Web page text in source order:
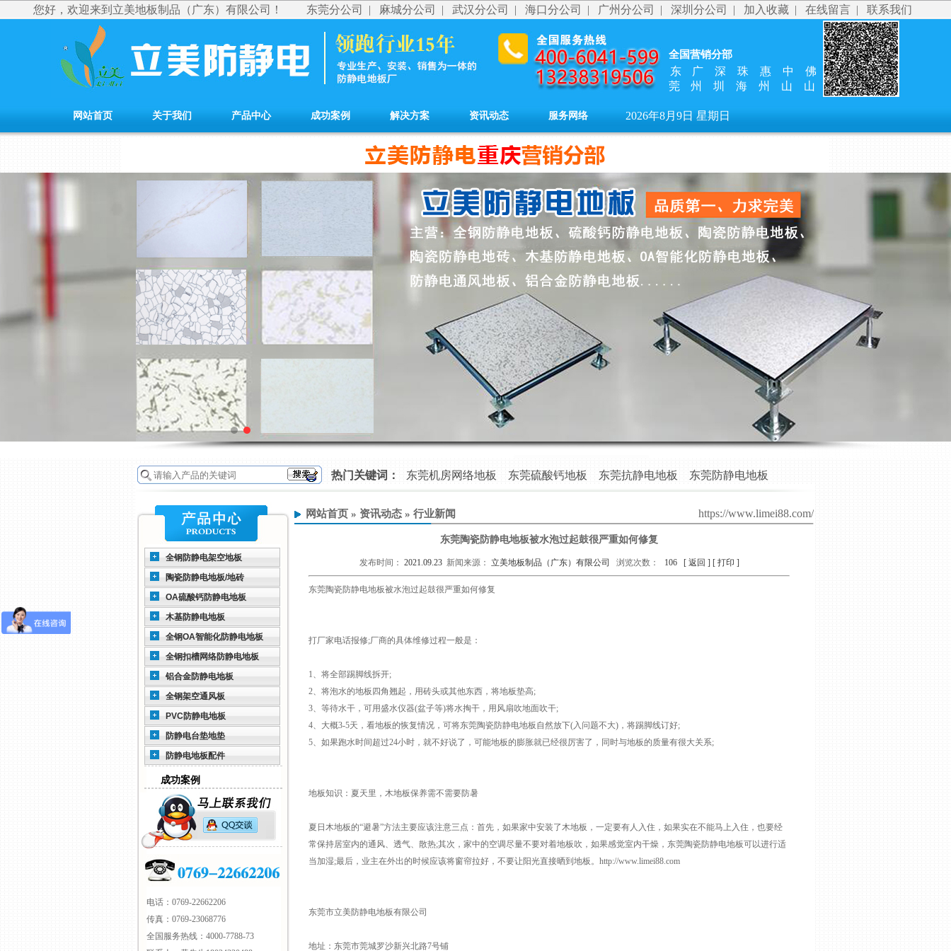
东莞分公司 | 麻城分公司 | 武汉分公司 | 海口分公司 | 广州分公司 | 深圳分公司 | 加入收藏 | 在线留言 | 联系我们
您好，欢迎来到立美地板制品（广东）有限公司！
全国营销分部
东
莞
广
州
深
圳
珠
海
惠
州
中
山
佛
山
网站首页 关于我们 产品中心 成功案例 解决方案 资讯动态 服务网络 2026年8月9日 星期日
热门关键词： 东莞机房网络地板 东莞硫酸钙地板 东莞抗静电地板 东莞防静电地板
东莞陶瓷防静电地板 铝合金防静电地板
全钢防静电架空地板
陶瓷防静电地板/地砖
OA硫酸钙防静电地板
木基防静电地板
全钢OA智能化防静电地板
全钢扣槽网络防静电地板
铝合金防静电地板
全钢架空通风板
PVC防静电地板
防静电台垫地垫
防静电地板配件
成功案例
电话：0769-22662206
传真：0769-23068776
全国服务热线：4000-7788-73
网站首页 » 资讯动态 » 行业新闻 https://www.limei88.com/
东莞陶瓷防静电地板被水泡过起鼓很严重如何修复
发布时间： 2021.09.23新闻来源： 立美地板制品（广东）有限公司 浏览次数： 106 [ 返回 ] [ 打印 ]
东莞陶瓷防静电地板被水泡过起鼓很严重如何修复
打厂家电话报修;厂商的具体维修过程一般是：
1、将全部踢脚线拆开;
2、将泡水的地板四角翘起，用砖头或其他东西，将地板垫高;
3、等待水干，可用盛水仪器(盆子等)将水掏干，用风扇吹地面吹干;
4、大概3-5天，看地板的恢复情况，可将东莞陶瓷防静电地板自然放下(入问题不大)，将踢脚线订好;
5、如果跑水时间超过24小时，就不好说了，可能地板的膨胀就已经很厉害了，同时与地板的质量有很大关系;
地板知识：夏天里，木地板保养需不需要防暑
夏日木地板的“避暑”方法主要应该注意三点：首先，如果家中安装了木地板，一定要有人入住，如果实在不能马上入住，也要经
常保持居室内的通风、透气、散热;其次，家中的空调尽量不要对着地板吹，如果感觉室内干燥， 东莞陶瓷防静电地板可以进行适
当加湿;最后，业主在外出的时候应该将窗帘拉好，不要让阳光直接晒到地板。http://www.limei88.com
东莞市立美防静电地板有限公司
地址：东莞市莞城罗沙新兴北路7号铺